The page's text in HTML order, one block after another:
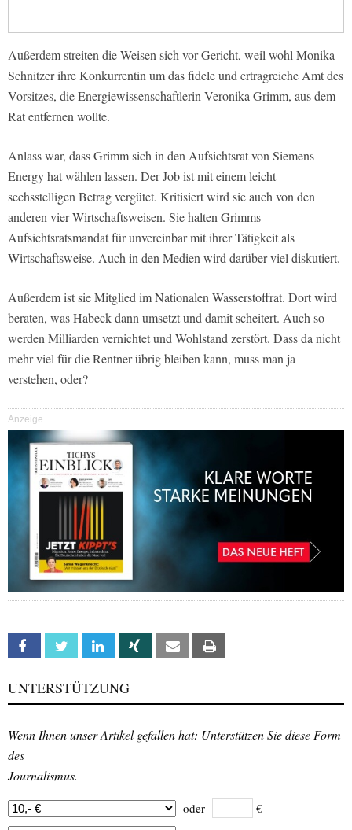
Außerdem streiten die Weisen sich vor Gericht, weil wohl Monika
Schnitzer ihre Konkurrentin um das fidele und ertragreiche Amt des
Vorsitzes, die Energiewissenschaftlerin Veronika Grimm, aus dem
Rat entfernen wollte.
Anlass war, dass Grimm sich in den Aufsichtsrat von Siemens
Energy hat wählen lassen. Der Job ist mit einem leicht
sechsstelligen Betrag vergütet. Kritisiert wird sie auch von den
anderen vier Wirtschaftsweisen. Sie halten Grimms
Aufsichtsratsmandat für unvereinbar mit ihrer Tätigkeit als
Wirtschaftsweise. Auch in den Medien wird darüber viel diskutiert.
Außerdem ist sie Mitglied im Nationalen Wasserstoffrat. Dort wird
beraten, was Habeck dann umsetzt und damit scheitert. Auch so
werden Milliarden vernichtet und Wohlstand zerstört. Dass da nicht
mehr viel für die Rentner übrig bleiben kann, muss man ja
verstehen, oder?
Anzeige
Facebook Twitter Linkedin Xing Email
UNTERSTÜTZUNG
Wenn Ihnen unser Artikel gefallen hat: Unterstützen Sie diese Form
des
Journalismus.
oder €